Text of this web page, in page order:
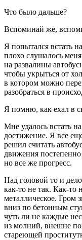
Что было дальше?
Вспоминай же,
Я попытался встать
плохо слушалось
на развалины
чтобы укрыться от
в котором можно
разобраться в
Я помню, как ехал в
Мне удалось встать
достижение. Я все
решил считать
движения
но все же прогресс.
Над головой то и
как-то не так. Как-то
металлическое. Гром
вниз по бетонным
чуть ли не каждые
из молний, внешне
стареющей